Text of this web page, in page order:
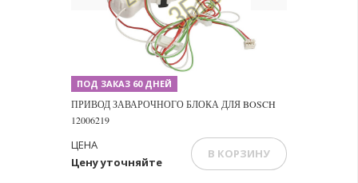
ПОД ЗАКАЗ 60 ДНЕЙ
ПРИВОД ЗАВАРОЧНОГО БЛОКА ДЛЯ BOSCH
12006219
Цену уточняйте
ЦЕНА
В КОРЗИНУ